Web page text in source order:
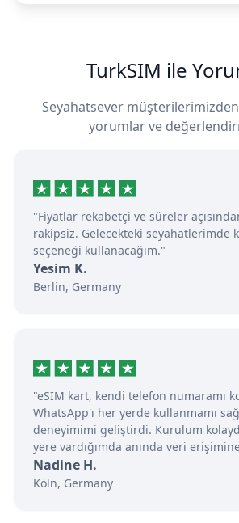
TurkSIM ile
Seyahatsever
yorumlar ve
"Fiyatlar rekabetçi ve süreler
rakipsiz. Gelecekteki seyahatlerimde
seçeneği kullanacağım."
Yesim K.
Berlin, Germany
"eSIM kart, kendi telefon numaramı
WhatsApp'ı her yerde kullanmamı
deneyimimi geliştirdi. Kurulum
yere vardığımda anında veri
Nadine H.
Köln, Germany